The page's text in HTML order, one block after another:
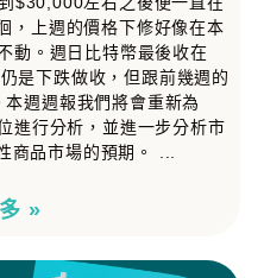
，上週的價格下修好像在本
動。週日比特幣最後收在
是下跌做收，但跟前幾週的
週週報我們將會重新為
進行分析，並進一步分析市
商品市場的預期。
»